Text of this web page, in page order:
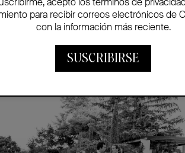
LIVEN Photography ®
para recibir correos electrónicos de
con la información más reciente.
SUSCRIBIRSE